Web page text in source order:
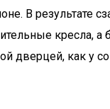
В результате
кресла, а
дверцей, как у